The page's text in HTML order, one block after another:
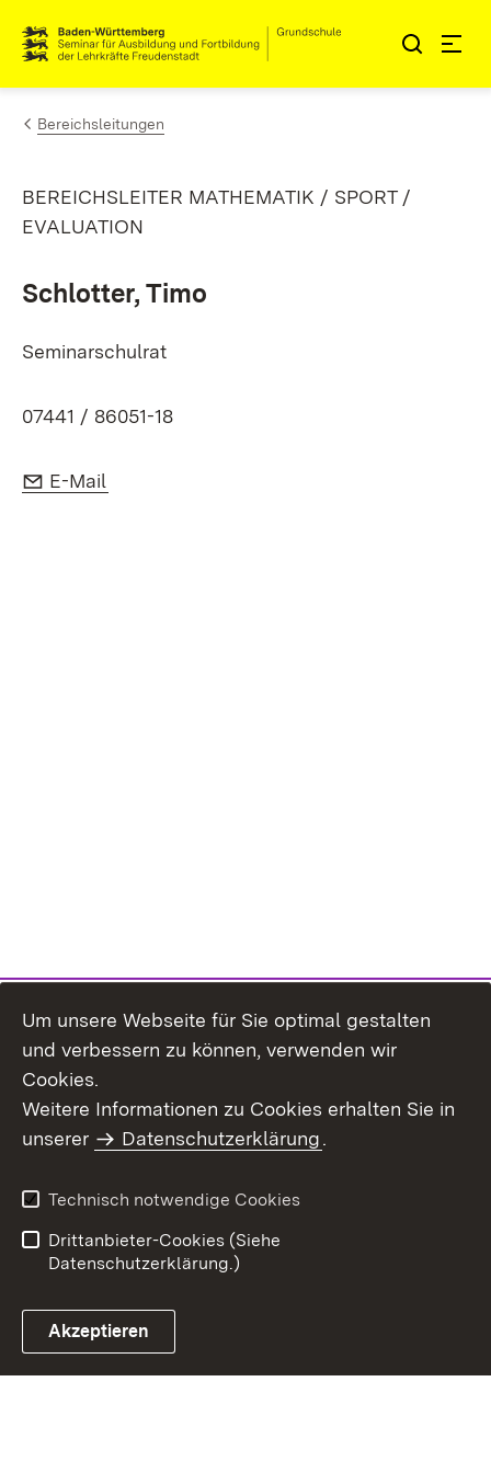
Zum Inhalt springen
Link zur Startseite
Bereichsleitungen
BEREICHSLEITER MATHEMATIK / SPORT /
EVALUATION
Schlotter, Timo
Seminarschulrat
07441 / 86051-18
E-Mail:
E-Mail
Benutzungshinweise
Erklärung zur
Um unsere Webseite für Sie optimal gestalten
und verbessern zu können, verwenden wir
Cookies.
Weitere Informationen zu Cookies erhalten Sie in
unserer
Datenschutzerklärung.
Technisch notwendige Cookies
Drittanbieter-Cookies (Siehe
Datenschutzerklärung.)
Akzeptieren